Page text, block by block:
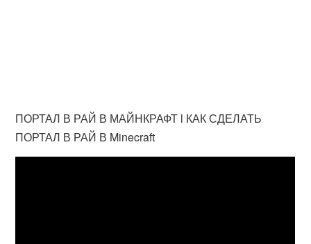
ПОРТАЛ В РАЙ В МАЙНКРАФТ l КАК СДЕЛАТЬ
ПОРТАЛ В РАЙ В Minecraft